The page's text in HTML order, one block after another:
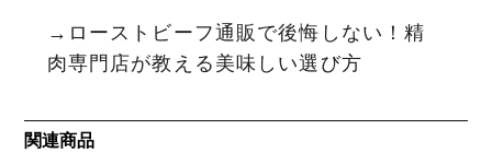
→ローストビーフ通販で後悔しない！精
肉専門店が教える美味しい選び方
関連商品